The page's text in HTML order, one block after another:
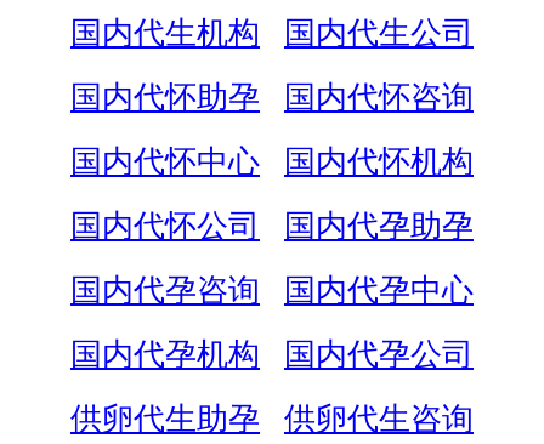
国内代生机构
国内代生公司
国内代怀助孕
国内代怀咨询
国内代怀中心
国内代怀机构
国内代怀公司
国内代孕助孕
国内代孕咨询
国内代孕中心
国内代孕机构
国内代孕公司
供卵代生助孕
供卵代生咨询